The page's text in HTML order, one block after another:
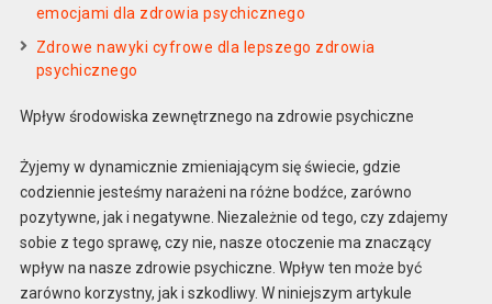
emocjami dla zdrowia psychicznego
Zdrowe nawyki cyfrowe dla lepszego zdrowia
psychicznego
Wpływ środowiska zewnętrznego na zdrowie psychiczne
Żyjemy w dynamicznie zmieniającym się świecie, gdzie
codziennie jesteśmy narażeni na różne bodźce, zarówno
pozytywne, jak i negatywne. Niezależnie od tego, czy zdajemy
sobie z tego sprawę, czy nie, nasze otoczenie ma znaczący
wpływ na nasze zdrowie psychiczne. Wpływ ten może być
zarówno korzystny, jak i szkodliwy. W niniejszym artykule